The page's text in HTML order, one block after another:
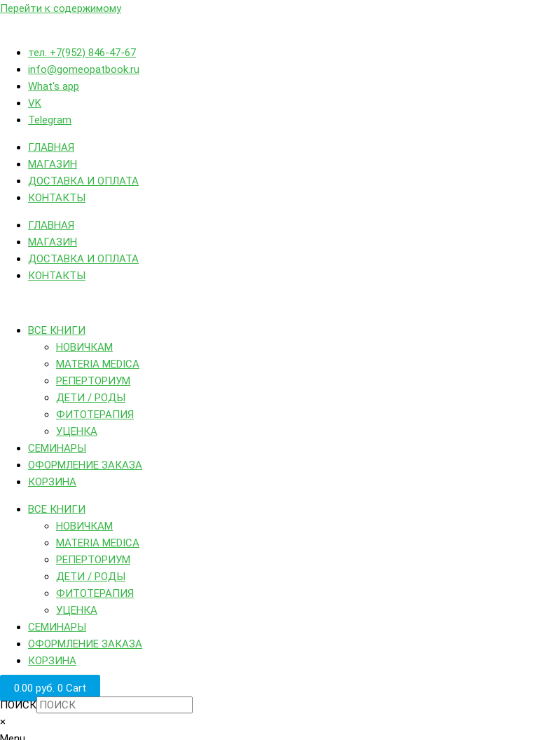
Перейти к содержимому
тел. +7(952) 846-47-67
info@gomeopatbook.ru
What's app
VK
Telegram
ГЛАВНАЯ
МАГАЗИН
ДОСТАВКА И ОПЛАТА
КОНТАКТЫ
ГЛАВНАЯ
МАГАЗИН
ДОСТАВКА И ОПЛАТА
КОНТАКТЫ
ВСЕ КНИГИ
НОВИЧКАМ
MATERIA MEDICA
РЕПЕРТОРИУМ
ДЕТИ / РОДЫ
ФИТОТЕРАПИЯ
УЦЕНКА
СЕМИНАРЫ
ОФОРМЛЕНИЕ ЗАКАЗА
КОРЗИНА
ВСЕ КНИГИ
НОВИЧКАМ
MATERIA MEDICA
РЕПЕРТОРИУМ
ДЕТИ / РОДЫ
ФИТОТЕРАПИЯ
УЦЕНКА
СЕМИНАРЫ
ОФОРМЛЕНИЕ ЗАКАЗА
КОРЗИНА
0.00 руб. 0 Cart
ПОИСК
×